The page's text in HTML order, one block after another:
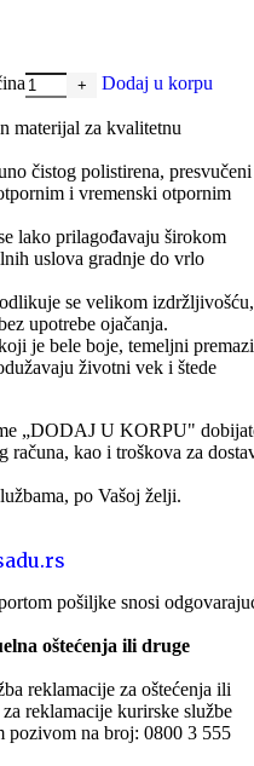
Dodaj u korpu
materijal za kvalitetnu
čistog polistirena, presvučeni
i vremenski otpornim
lako prilagođavaju širokom
uslova gradnje do vrlo
se velikom izdržljivošću,
upotrebe ojačanja.
je bele boje, temeljni premazi
životni vek i štede
„DODAJ U KORPU"
računa, kao i troškova za
po Vašoj želji.
pošiljke snosi
oštećenja ili druge
reklamacije za oštećenja ili
reklamacije kurirske službe
pozivom na broj: 0800 3 555